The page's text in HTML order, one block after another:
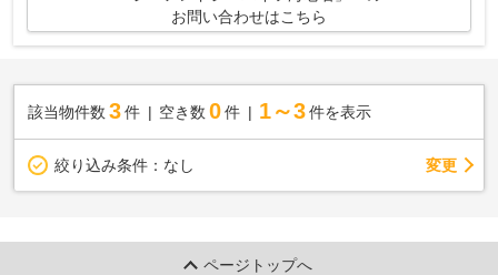
お問い合わせはこちら
該当物件数 3件 空き数 0 件 1～3 件を表示
絞り込み条件： なし 変更
ページトップへ